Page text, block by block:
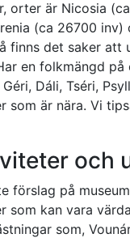
orter är Nicosia
(ca 26700
finns det saker
en folkmängd
Dáli, Tséri,
är nära. Vi
och
förslag på
som kan vara
som,